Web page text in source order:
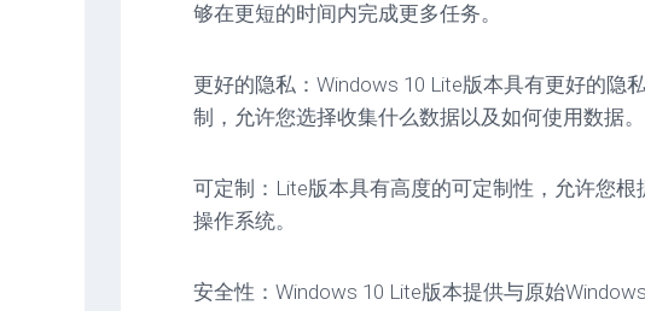
够在更短的时间内完成更多任务。
更好的隐私：Windows 10 Lite版本具有更好的隐
制，允许您选择收集什么数据以及如何使用数据。
可定制：Lite版本具有高度的可定制性，允许您
操作系统。
安全性：Windows 10 Lite版本提供与原始